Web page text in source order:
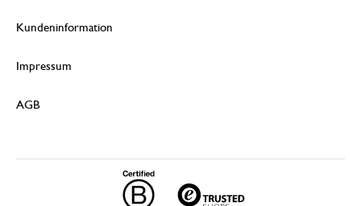
Kundeninformation
Impressum
AGB